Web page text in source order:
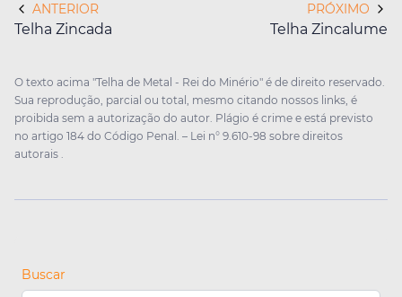
ANTERIOR
Telha Zincada
PRÓXIMO
Telha Zincalume
O texto acima "Telha de Metal - Rei do Minério" é de direito reservado.
Sua reprodução, parcial ou total, mesmo citando nossos links, é
proibida sem a autorização do autor. Plágio é crime e está previsto
no artigo 184 do Código Penal. – Lei n° 9.610-98 sobre direitos
autorais .
Buscar